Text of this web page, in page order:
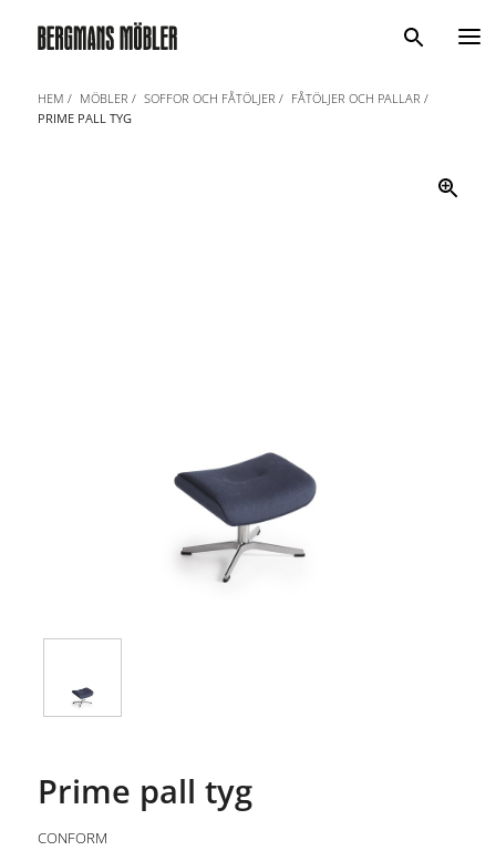
Sök
HEM MÖBLER SOFFOR OCH FÅTÖLJER
FÅTÖLJER OCH PALLAR
PRIME PALL TYG
Prime pall tyg
CONFORM